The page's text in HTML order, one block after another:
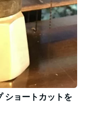
ショートカットを